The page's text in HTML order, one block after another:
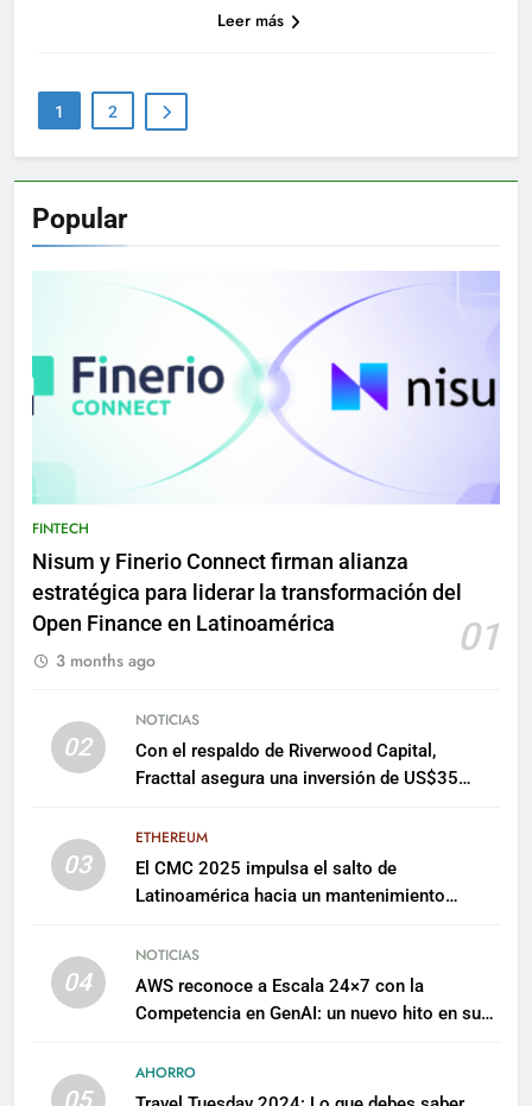
Leer más
1 2
Popular
FINTECH
Nisum y Finerio Connect firman alianza
estratégica para liderar la transformación del
Open Finance en Latinoamérica
01
3 months ago
02
NOTICIAS
Con el respaldo de Riverwood Capital,
Fracttal asegura una inversión de US$35
03
ETHEREUM
El CMC 2025 impulsa el salto de
Latinoamérica hacia un mantenimiento
04
NOTICIAS
AWS reconoce a Escala 24×7 con la
Competencia en GenAI: un nuevo hito en su
AHORRO